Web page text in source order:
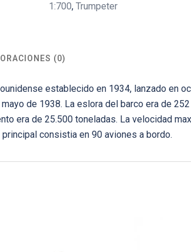
1:700, Trumpeter
(0)
establecido en 1934, lanzado en
de 1938. La eslora del barco era de 252
era de 25.500 toneladas. La velocidad
consistia en 90 aviones a bordo.